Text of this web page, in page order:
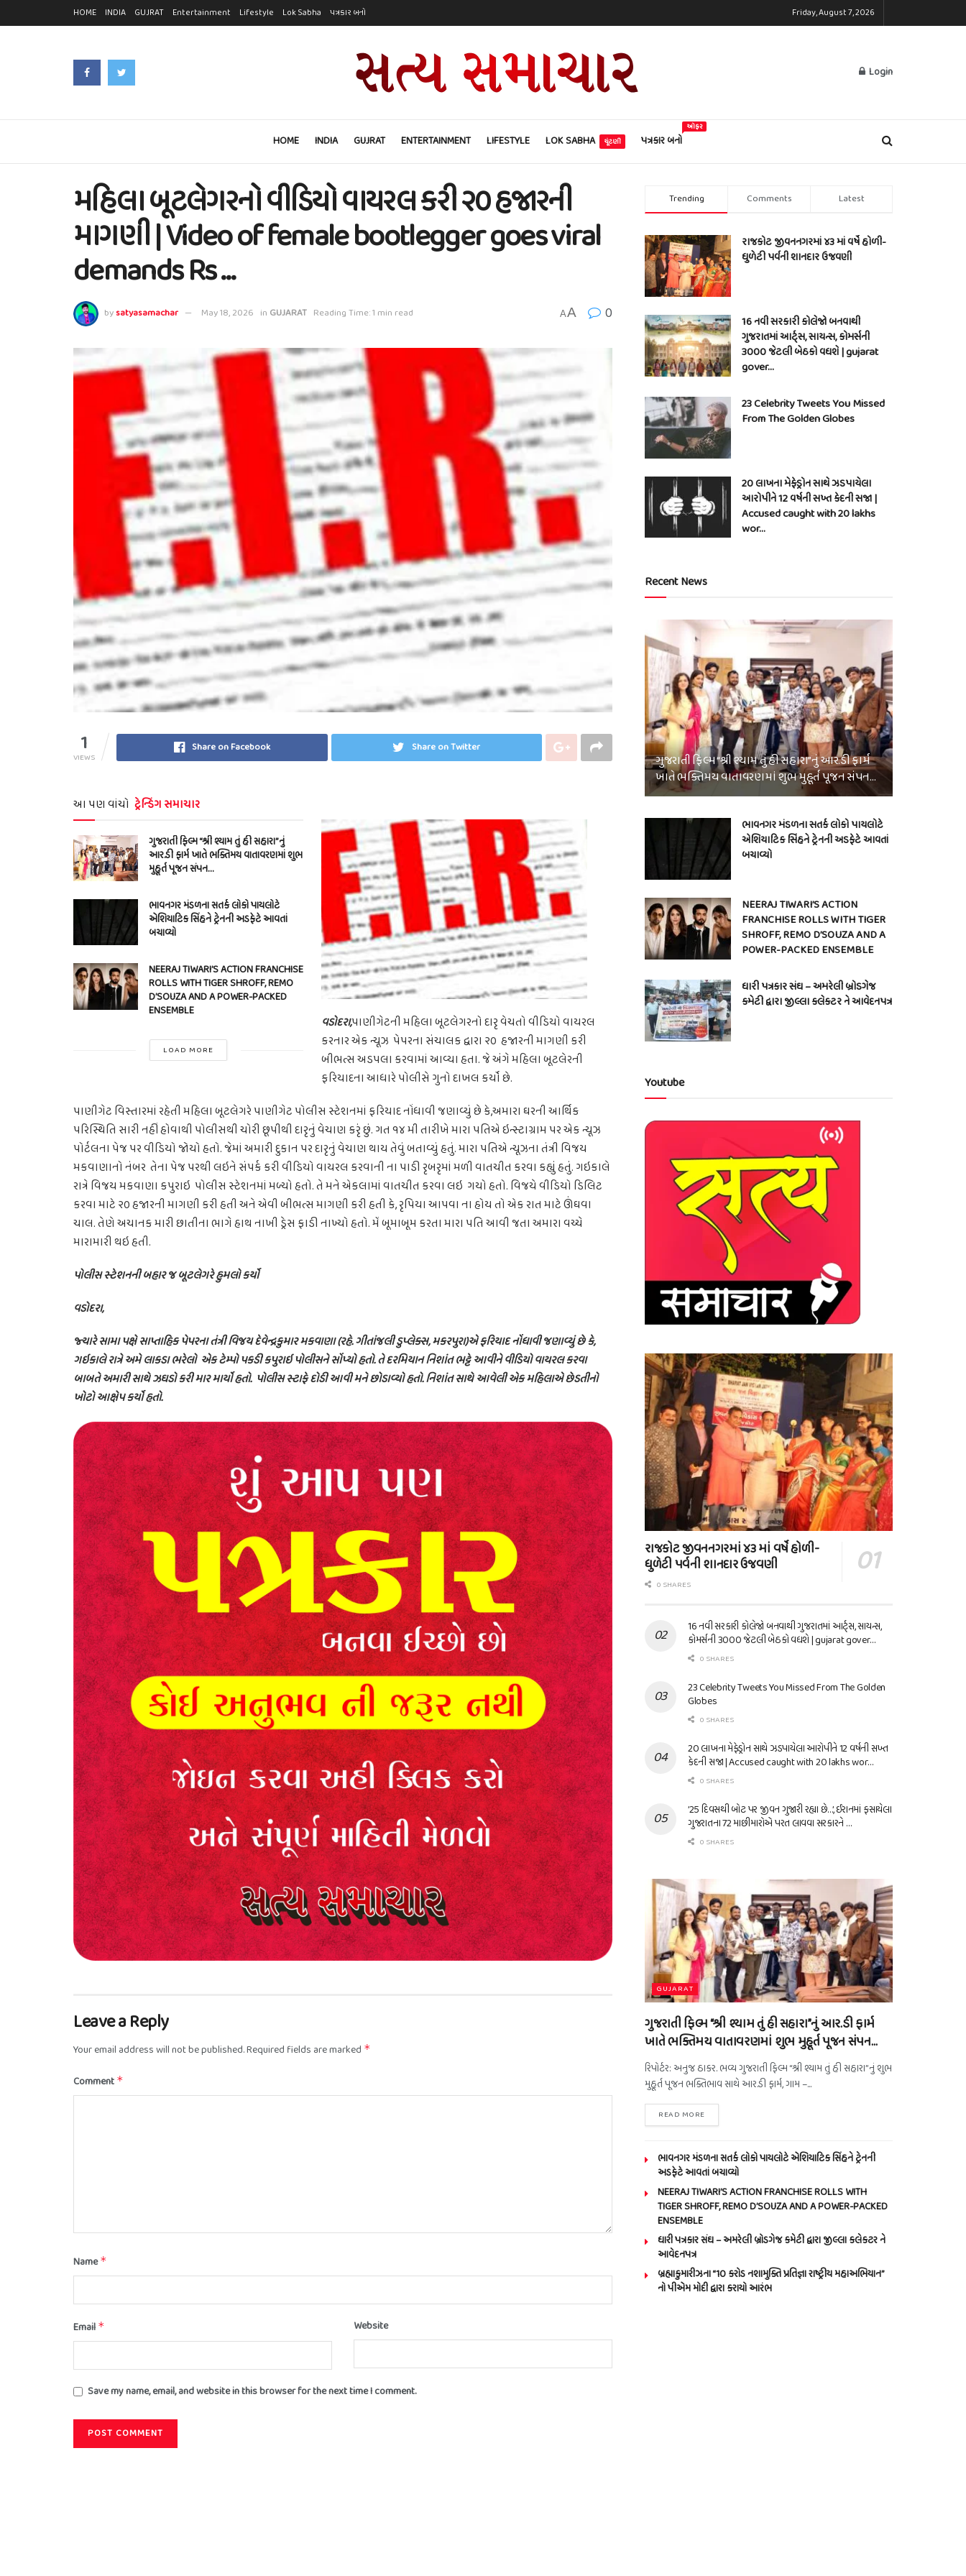
HOME INDIA GUJRAT Entertainment Lifestyle Lok Sabha પત્રકાર બનો Friday, August 7, 2026
Login
HOME INDIA GUJRAT ENTERTAINMENT LIFESTYLE LOK SABHA ચૂંટણી પત્રકાર બનો
ઓફર
મહિલા બૂટલેગરનો વીડિયો વાયરલ કરી ૨૦ હજારની
માગણી | Video of female bootlegger goes viral
demands Rs …
bysatyasamachar May 18, 2026 in GUJARAT Reading Time: 1 min read AA 0
1
VIEWS
Share on Facebook Share on Twitter
આ પણ વાંચો ટ્રેન્ડિંગ સમાચાર
ગુજરાતી ફિલ્મ “શ્રી શ્યામ તું હી સહારા”નું
આર.ડી ફાર્મ ખાતે ભક્તિમય વાતાવરણમાં શુભ
મુહૂર્ત પૂજન સંપન…
ભાવનગર મંડળના સતર્ક લોકો પાયલોટે
એશિયાટિક સિંહને ટ્રેનની અડફેટે આવતાં
બચાવ્યો
NEERAJ TIWARI’S ACTION FRANCHISE
ROLLS WITH TIGER SHROFF, REMO
D’SOUZA AND A POWER-PACKED
ENSEMBLE
LOAD MORE
વડોદરા,પાણીગેટની મહિલા બૂટલેગરનો દારૃ વેચતો વીડિયો વાયરલ
કરનાર એક ન્યૂઝ પેપરના સંચાલક દ્વારા ૨૦ હજારની માગણી કરી
બીભત્સ અડપલા કરવામાં આવ્યા હતા. જે અંગે મહિલા બૂટલેરની
ફરિયાદના આધારે પોલીસે ગુનો દાખલ કર્યો છે.
પાણીગેટ વિસ્તારમાં રહેતી મહિલા બૂટલેગરે પાણીગેટ પોલીસ સ્ટેશનમાં ફરિયાદ નોંધાવી જણાવ્યું છે કે,અમારા ઘરની આર્થિક
પરિસ્થિતિ સારી નહીં હોવાથી પોલીસથી ચોરી છૂપીથી દારૃનું વેચાણ કરૃં છું. ગત ૧૪ મી તારીખે મારા પતિએ ઇન્સ્ટાગ્રામ પર એક ન્યૂઝ
પોર્ટલના પેજ પર વીડિયો જોયો હતો. જેમાં અમારી દુકાન પર દારૃનું વેચાણ થાય તેવું બતાવ્યું હતું. મારા પતિએ ન્યૂઝના તંત્રી વિજય
મકવાણાનો નંબર તેના પેજ પરથી લઇને સંપર્ક કરી વીડિયો વાયરલ કરવાની ના પાડી રૃબરૃમાં મળી વાતચીત કરવા કહ્યું હતું. ગઇકાલે
રાત્રે વિજય મકવાણા કપુરાઇ પોલીસ સ્ટેશનમાં મળ્યો હતો. તે મને એકલામાં વાતચીત કરવા લઇ ગયો હતો. વિજયે વીડિયો ડિલિટ
કરવા માટે ૨૦ હજારની માગણી કરી હતી અને એવી બીભત્સ માગણી કરી હતી કે, રૃપિયા આપવા ના હોય તો એક રાત માટે ઊંઘવા
ચાલ. તેણે અચાનક મારી છાતીના ભાગે હાથ નાખી ડ્રેસ ફાડી નાખ્યો હતો. મેં બૂમાબૂમ કરતા મારા પતિ આવી જતા અમારા વચ્ચે
મારામારી થઇ હતી.
પોલીસ સ્ટેશનની બહાર જ બૂટલેગરે હુમલો કર્યો
વડોદરા,
જ્યારે સામા પક્ષે સાપ્તાહિક પેપરના તંત્રી વિજય દેવેન્દ્રકુમાર મકવાણા (રહે. ગીતાંજલી ડુપ્લેક્સ, મકરપુરા)એ ફરિયાદ નોંધાવી જણાવ્યું છે કે,
ગઇકાલે રાત્રે અમે લાકડા ભરેલો એક ટેમ્પો પકડી કપુરાઇ પોલીસને સોંપ્યો હતો. તે દરમિયાન નિશાંત ભટ્ટે આવીને વીડિયો વાયરલ કરવા
બાબતે અમારી સાથે ઝઘડો કરી માર માર્યો હતો. પોલીસ સ્ટાફે દોડી આવી મને છોડાવ્યો હતો. નિશાંત સાથે આવેલી એક મહિલાએ છેડતીનો
ખોટો આક્ષેપ કર્યો હતો.
Leave a Reply
Your email address will not be published.Required fields are marked *
Comment *
Name*
Email * Website
Save my name, email, and website in this browser for the next time I comment.
Trending Comments Latest
રાજકોટ જીવનનગરમાં ૪૩ માં વર્ષે હોળી-
ધુળેટી પર્વની શાનદાર ઉજવણી
16 નવી સરકારી કોલેજો બનવાથી
ગુજરાતમાં આર્ટ્સ, સાયન્સ, કોમર્સની
3000 જેટલી બેઠકો વધશે | gujarat
gover…
23 Celebrity Tweets You Missed
From The Golden Globes
20 લાખના મેફેડ્રોન સાથે ઝડપાયેલા
આરોપીને 12 વર્ષની સખ્ત કેદની સજા |
Accused caught with 20 lakhs
wor…
Recent News
ગુજરાતી ફિલ્મ “શ્રી શ્યામ તું હી સહારા”નું આર.ડી ફાર્મ
ખાતે ભક્તિમય વાતાવરણમાં શુભ મુહૂર્ત પૂજન સંપન…
ભાવનગર મંડળના સતર્ક લોકો પાયલોટે
એશિયાટિક સિંહને ટ્રેનની અડફેટે આવતાં
બચાવ્યો
NEERAJ TIWARI’S ACTION
FRANCHISE ROLLS WITH TIGER
SHROFF, REMO D’SOUZA AND A
POWER-PACKED ENSEMBLE
ધારી પત્રકાર સંઘ – અમરેલી બ્રોડગેજ
કમેટી દ્વારા જીલ્લા કલેકટર ને આવેદનપત્ર
Youtube
રાજકોટ જીવનનગરમાં ૪૩ માં વર્ષે હોળી-
ધુળેટી પર્વની શાનદાર ઉજવણી
0 SHARES
16 નવી સરકારી કોલેજો બનવાથી ગુજરાતમાં આર્ટ્સ, સાયન્સ,
કોમર્સની 3000 જેટલી બેઠકો વધશે | gujarat gover…
0 SHARES
23 Celebrity Tweets You Missed From The Golden
Globes
0 SHARES
20 લાખના મેફેડ્રોન સાથે ઝડપાયેલા આરોપીને 12 વર્ષની સખ્ત
કેદની સજા | Accused caught with 20 lakhs wor…
0 SHARES
’25 દિવસથી બોટ પર જીવન ગુજારી રહ્યા છે…’, ઈરાનમાં ફસાયેલા
ગુજરાતના 72 માછીમારોએ પરત લાવવા સરકારને …
0 SHARES
GUJARAT
ગુજરાતી ફિલ્મ “શ્રી શ્યામ તું હી સહારા”નું આર.ડી ફાર્મ
ખાતે ભક્તિમય વાતાવરણમાં શુભ મુહૂર્ત પૂજન સંપન…
રિપોર્ટર: અનુજ ઠાકર. ભવ્ય ગુજરાતી ફિલ્મ “શ્રી શ્યામ તું હી સહારા”નું શુભ
મુહૂર્ત પૂજન ભક્તિભાવ સાથે આર.ડી ફાર્મ, ગામ –...
READ MORE
ભાવનગર મંડળના સતર્ક લોકો પાયલોટે એશિયાટિક સિંહને ટ્રેનની
અડફેટે આવતાં બચાવ્યો
NEERAJ TIWARI’S ACTION FRANCHISE ROLLS WITH
TIGER SHROFF, REMO D’SOUZA AND A POWER-PACKED
ENSEMBLE
ધારી પત્રકાર સંઘ – અમરેલી બ્રોડગેજ કમેટી દ્વારા જીલ્લા કલેકટર ને
આવેદનપત્ર
બ્રહ્માકુમારીઝના “10 કરોડ નશામુક્તિ પ્રતિજ્ઞા રાષ્ટ્રીય મહાઅભિયાન”
નો પીએમ મોદી દ્વારા કરાયો આરંભ